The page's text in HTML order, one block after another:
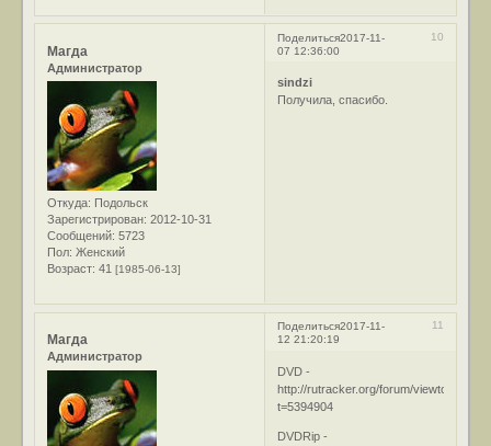
Поделиться 10
2017-11-
07 12:36:00
Магда
Администратор
Откуда: Подольск
Зарегистрирован: 2012-10-31
Сообщений: 5723
Пол: Женский
Возраст: 41[1985-06-13]
sindzi
Получила, спасибо.
Поделиться 11
2017-11-
12 21:20:19
Магда
Администратор
DVD -
http://rutracker.org/forum/
t=5394904
DVDRip -